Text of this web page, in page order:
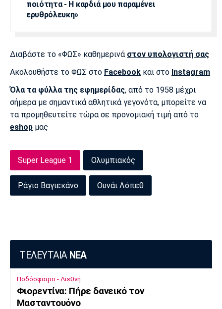
Πόρτο
ποιότητα - Η καρδιά μου παραμένει
ερυθρόλευκη»
Διαβάστε το «ΦΩΣ» καθημερινά στον υπολογιστή σας
Ακολουθήστε το ΦΩΣ στο Facebook και στο Instagram
Όλα τα φύλλα της εφημερίδας, από το 1958 μέχρι
σήμερα με σημαντικά αθλητικά γεγονότα, μπορείτε να
τα προμηθευτείτε τώρα σε προνομιακή τιμή από το
eshop μας
Super League 1 Ολυμπιακός
Ράγιο Βαγιεκάνο Ουνάι Λόπεθ
ΤΕΛΕΥΤΑΙΑ ΝΕΑ
Ποδόσφαιρο - Διεθνή
Φιορεντίνα: Πήρε δανεικό τον
Μασταντουόνο